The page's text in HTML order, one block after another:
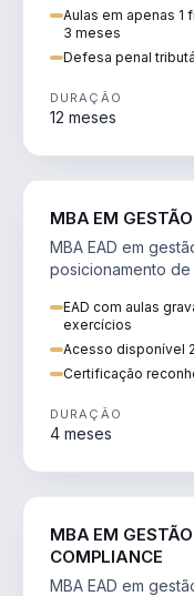
Aulas em apenas 1
3 meses
Defesa penal
DURAÇÃO
12 meses
MBA EM
MBA EAD em
posicionamento
EAD com aulas
exercícios
Acesso disponível
Certificação
DURAÇÃO
4 meses
MBA EM
COMPLIANCE
MBA EAD em